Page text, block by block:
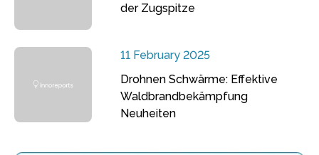
der Zugspitze
11 February 2025
Drohnen Schwärme: Effektive
Waldbrandbekämpfung
Neuheiten